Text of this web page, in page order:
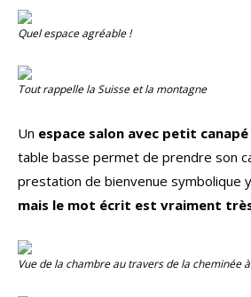
Quel espace agréable !
Tout rappelle la Suisse et la montagne
Un espace salon avec petit canapé
table basse permet de prendre son
prestation de bienvenue symbolique
mais le mot écrit est vraiment
Vue de la chambre au travers de la cheminée